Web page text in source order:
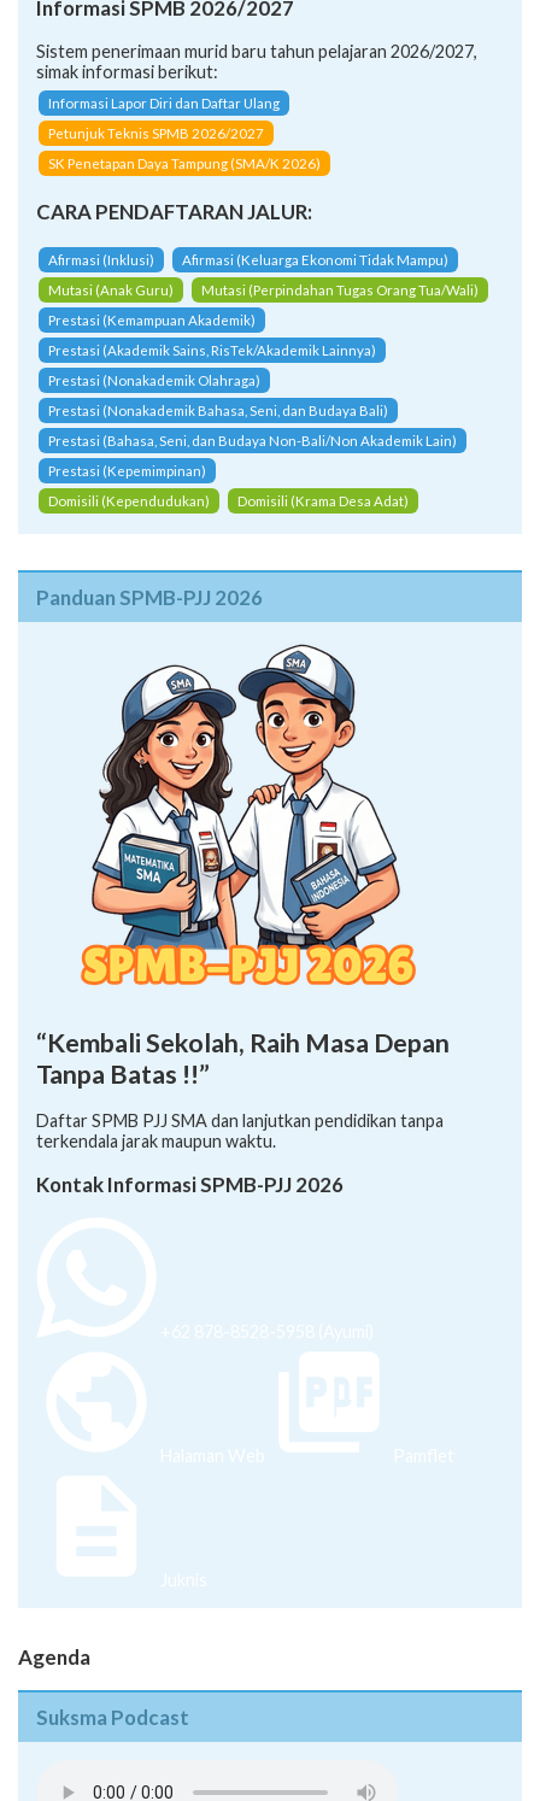
Informasi SPMB 2026/2027
Sistem penerimaan murid baru tahun pelajaran 2026/2027,
simak informasi berikut:
Informasi Lapor Diri dan Daftar Ulang
Petunjuk Teknis SPMB 2026/2027
SK Penetapan Daya Tampung (SMA/K 2026)
CARA PENDAFTARAN JALUR:
Afirmasi (Inklusi)
Afirmasi (Keluarga Ekonomi Tidak Mampu)
Mutasi (Anak Guru)
Mutasi (Perpindahan Tugas Orang Tua/Wali)
Prestasi (Kemampuan Akademik)
Prestasi (Akademik Sains, RisTek/Akademik Lainnya)
Prestasi (Nonakademik Olahraga)
Prestasi (Nonakademik Bahasa, Seni, dan Budaya Bali)
Prestasi (Bahasa, Seni, dan Budaya Non-Bali/Non Akademik Lain)
Prestasi (Kepemimpinan)
Domisili (Kependudukan)
Domisili (Krama Desa Adat)
Panduan SPMB-PJJ 2026
“Kembali Sekolah, Raih Masa Depan
Tanpa Batas !!”
Daftar SPMB PJJ SMA dan lanjutkan pendidikan tanpa
terkendala jarak maupun waktu.
Kontak Informasi SPMB-PJJ 2026
+62 878-8528-5958 (Ayumi)
Halaman Web Pamflet
Juknis
Agenda
Suksma Podcast